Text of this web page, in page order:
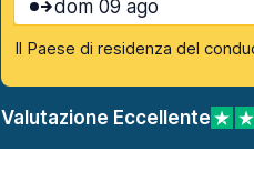
dom 09 ago
Il Paese di residenza del
Valutazione Eccellente